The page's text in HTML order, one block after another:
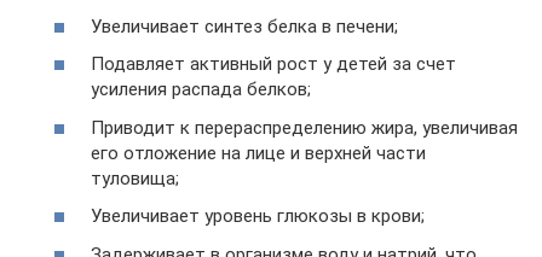
Увеличивает синтез белка в печени;
Подавляет активный рост у детей за счет
усиления распада белков;
Приводит к перераспределению жира, увеличивая
его отложение на лице и верхней части
туловища;
Увеличивает уровень глюкозы в крови;